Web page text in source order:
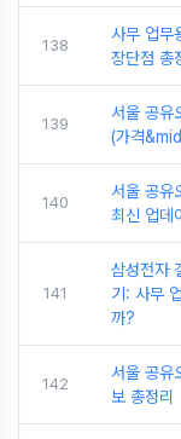
138
사무 업무
장단점 총
139
서울 공유
(가격
140
서울 공유
최신 업데
141
삼성전자
기: 사무
까?
142
서울 공유
보 총정리